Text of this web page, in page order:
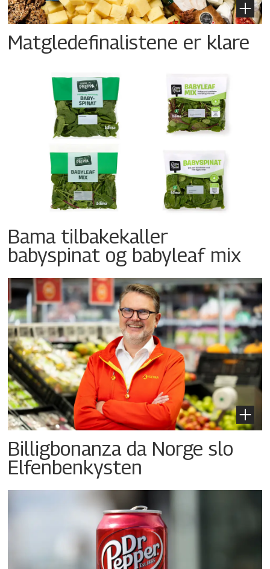
Matgledefinalistene er klare
Bama tilbakekaller
babyspinat og babyleaf mix
Billigbonanza da Norge slo
Elfenbenkysten